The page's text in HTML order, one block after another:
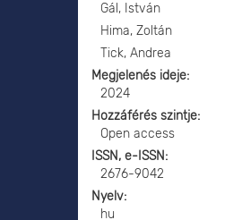
Gál, István
Hima, Zoltán
Tick, Andrea
Megjelenés ideje
2024
Hozzáférés szintje
Open access
ISSN, e-ISSN
2676-9042
Nyelv
hu